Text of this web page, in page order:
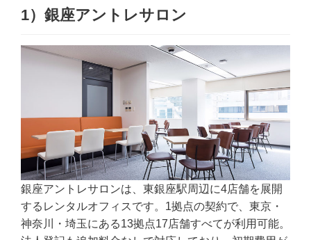
1）銀座アントレサロン
銀座アントレサロンは、東銀座駅周辺に4店舗を展開
するレンタルオフィスです。1拠点の契約で、東京・
神奈川・埼玉にある13拠点17店舗すべてが利用可能。